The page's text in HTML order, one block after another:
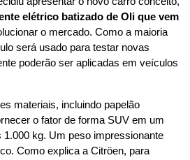
elétrico batizado de Oli que vem
o mercado. Como a maioria
será usado para testar novas
poderão ser aplicadas em veículos
materiais, incluindo papelão
o fator de forma SUV em um
kg. Um peso impressionante
Como explica a Citröen, para